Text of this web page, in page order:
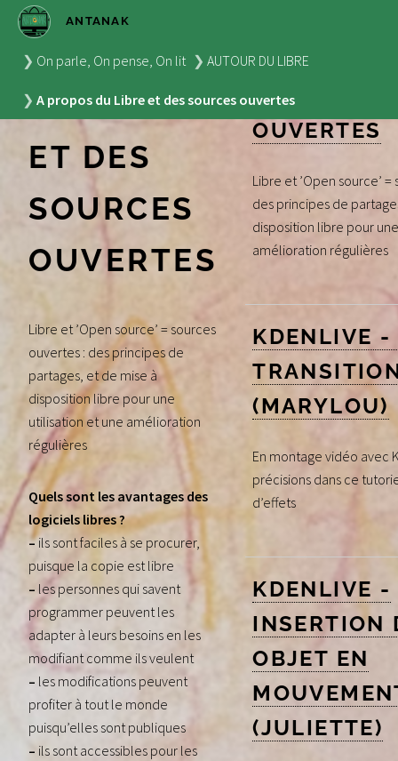
ANTANAK
On parle, On pense, On lit AUTOUR DU LIBRE
A propos du Libre et des sources ouvertes
A PROPOS
DU LIBRE
ET DES
SOURCES
OUVERTES
Libre et ’Open source’ = sources
ouvertes : des principes de
partages, et de mise à
disposition libre pour une
utilisation et une amélioration
régulières
Quels sont les avantages des
logiciels libres ?
–ils sont faciles à se procurer,
puisque la copie est libre
– les personnes qui savent
programmer peuvent les
adapter à leurs besoins en les
modifiant comme ils veulent
– les modifications peuvent
profiter à tout le monde
puisqu’elles sont publiques
– ils sont accessibles pour les
A PROPOS
ET DES
OUVERTES
Libre et ’Open source’
des principes de
disposition libre pour
amélioration régulières
KDENLIVE -
(MARYLOU)
En montage vidéo avec
précisions dans ce
d’effets
KDENLIVE -
INSERTION
OBJET EN
(JULIETTE)